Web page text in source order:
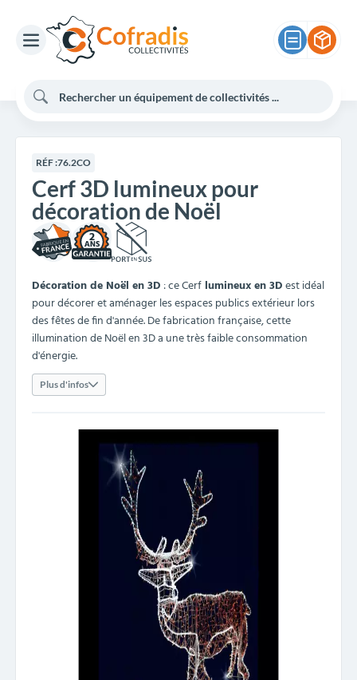
RÉF :76.2CO
Cerf 3D lumineux pour
décoration de Noël
2
Décoration de Noël en 3D : ce Cerf lumineux en 3Dest idéal
pour décorer et aménager les espaces publics extérieur lors
des fêtes de fin d'année. De fabrication française, cette
illumination de Noël en 3D a une très faible consommation
d'énergie.
Plus d'infos